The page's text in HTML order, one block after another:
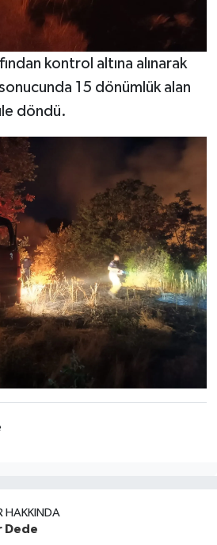
kontrol altına alınarak
15 dönümlük alan
döndü.
HAKKINDA
Dede